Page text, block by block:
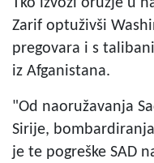
Zarif optuživši
pregovara i s
iz Afganistana.
"Od naoružavanja
Sirije,
je te pogreške SAD